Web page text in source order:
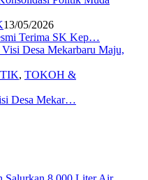
13/05/2026
Terima SK Kep…
, TOKOH &
Desa Mekar…